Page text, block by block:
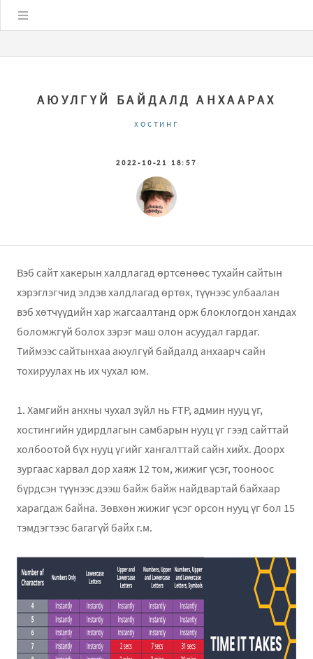
АЮУЛГҮЙ БАЙДАЛД АНХААРАХ
ХОСТИНГ
2022-10-21 18:57
Вэб сайт хакерын халдлагад өртсөнөөс тухайн сайтын
хэрэглэгчид элдэв халдлагад өртөх, түүнээс улбаалан
вэб хөтчүүдийн хар жагсаалтанд орж блоклогдон хандах
боломжгүй болох зэрэг маш олон асуудал гардаг.
Тиймээс сайтынхаа аюулгүй байдалд анхаарч сайн
тохируулах нь их чухал юм.
1. Хамгийн анхны чухал зүйл нь FTP, админ нууц үг,
хостингийн удирдлагын самбарын нууц үг гээд сайттай
холбоотой бүх нууц үгийг хангалттай сайн хийх. Доорх
зургаас харвал дор хаяж 12 том, жижиг үсэг, тооноос
бүрдсэн түүнээс дээш байж байж найдвартай байхаар
харагдаж байна. Зөвхөн жижиг үсэг орсон нууц үг бол 15
тэмдэгтээс багагүй байх г.м.